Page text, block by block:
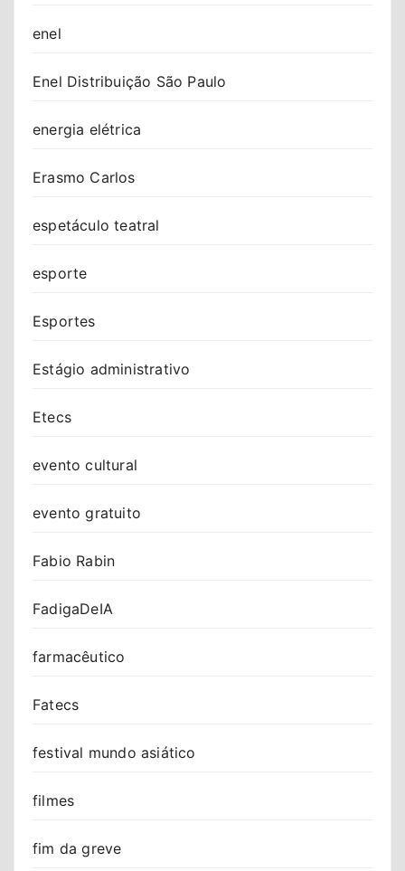
enel
Enel Distribuição São Paulo
energia elétrica
Erasmo Carlos
espetáculo teatral
esporte
Esportes
Estágio administrativo
Etecs
evento cultural
evento gratuito
Fabio Rabin
FadigaDeIA
farmacêutico
Fatecs
festival mundo asiático
filmes
fim da greve